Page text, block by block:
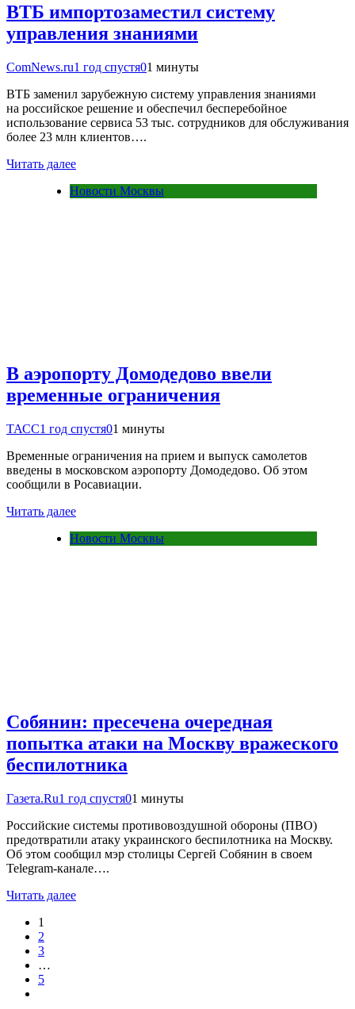
ВТБ импортозаместил систему
управления знаниями
ComNews.ru1 год спустя01 минуты
ВТБ заменил зарубежную систему управления знаниями
на российское решение и обеспечил бесперебойное
использование сервиса 53 тыс. сотрудников для обслуживания
более 23 млн клиентов….
Читать далее
Новости Москвы
В аэропорту Домодедово ввели
временные ограничения
ТАСС1 год спустя01 минуты
Временные ограничения на прием и выпуск самолетов
введены в московском аэропорту Домодедово. Об этом
сообщили в Росавиации.
Читать далее
Новости Москвы
Собянин: пресечена очередная
попытка атаки на Москву вражеского
беспилотника
Газета.Ru1 год спустя01 минуты
Российские системы противовоздушной обороны (ПВО)
предотвратили атаку украинского беспилотника на Москву.
Об этом сообщил мэр столицы Сергей Собянин в своем
Telegram-канале….
Читать далее
1
2
3
…
5